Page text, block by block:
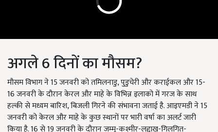
अगले 6 दिनों का मौसम?
मौसम विभाग ने 15 जनवरी को तमिलनाडु,पुडुचेरी और कराईकल और 15-
16 जनवरी के दौरान केरल और माहे के विभिन्न इलाको में गरज के साथ
हल्की से मध्यम बारिश,बिजली गिरने की संभावना जताई है. आइएमडी ने 15
जनवरी को केरल और माहे के कुछ स्थानों पर भारी वर्षा का अलर्ट जारी